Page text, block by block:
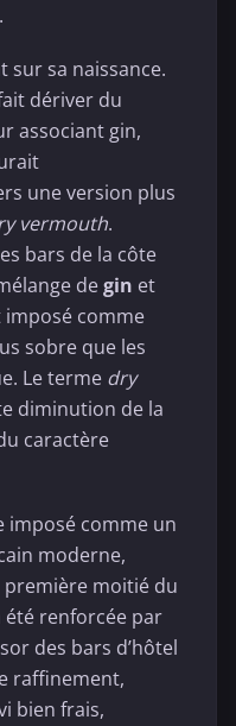
sur sa naissance.
dériver du
associant gin,
une version plus
vermouth.
bars de la côte
degin et
imposé comme
sobre que les
Le terme dry
diminution de la
caractère
imposé comme un
moderne,
moitié du
été renforcée par
des bars d’hôtel
raffinement,
bien frais,